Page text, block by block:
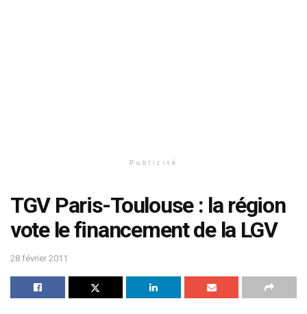
Publicité
TGV Paris-Toulouse : la région
vote le financement de la LGV
28 février 2011